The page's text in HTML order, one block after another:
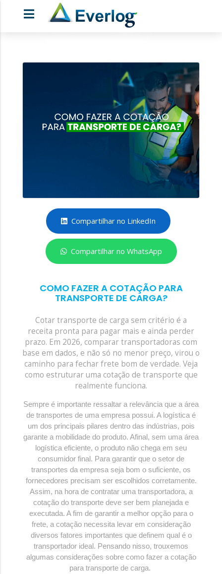
Compartilhar no LinkedIn
Compartilhar no WhatsApp
COMO FAZER A COTAÇÃO PARA
TRANSPORTE DE CARGA?
Cotar transporte de carga sem critério é a
receita pronta para pagar mais e ainda perder
prazo. Em 2026, comparar transportadoras com
base em dados, e não só no menor preço, virou o
caminho para fechar frete bom de verdade. Veja
como estruturar uma cotação de transporte que
realmente funciona.
Sempre é importante ressaltar a relevância que a área
de transportes de uma empresa possui. A logística é
um dos principais pilares dentro das indústrias, pois
garante a mobilidade do produto. Afinal, sem uma área
logística eficiente, o produto não chega em seu
consumidor final. Para garantir que o setor de
transportes da empresa seja bom o suficiente, os
fornecedores precisam ser escolhidos corretamente.
Assim, na hora de contratar uma transportadora, a
cotação do transporte deve ser bem planejada e
executada. A fim de garantir a melhor opção para o
frete, a cotação necessita levar em consideração
diversos fatores importantes que definem qual é o
transportador ideal. Pensando nisso, trouxemos
algumas considerações sobre como fazer a cotação
para transporte de carga.